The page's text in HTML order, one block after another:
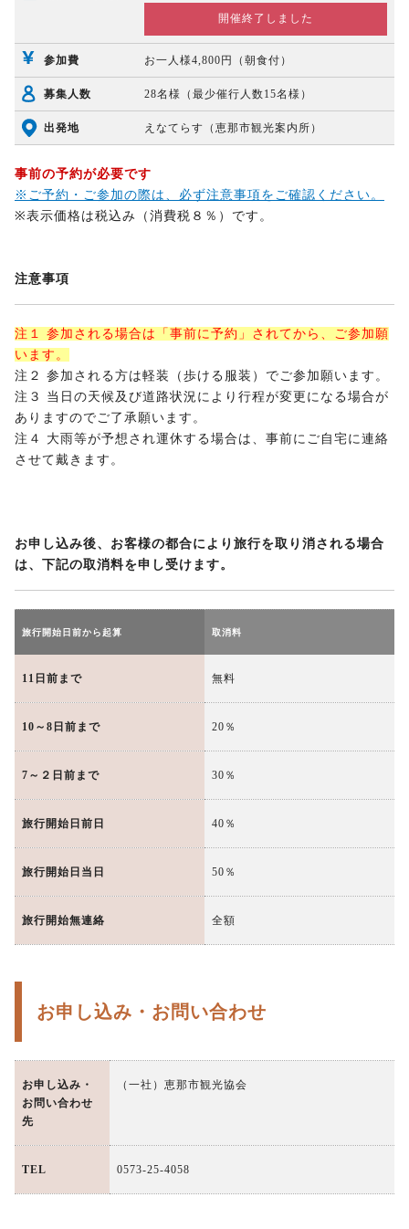
開催終了しました
参加費 お一人様4,800円（朝食付）
募集人数 28名様（最少催行人数15名様）
出発地 えなてらす（恵那市観光案内所）
事前の予約が必要です
※ご予約・ご参加の際は、必ず注意事項をご確認ください。
※表示価格は税込み（消費税８％）です。
注意事項
注１ 参加される場合は「事前に予約」されてから、ご参加願
います。
注２ 参加される方は軽装（歩ける服装）でご参加願います。
注３ 当日の天候及び道路状況により行程が変更になる場合が
ありますのでご了承願います。
注４ 大雨等が予想され運休する場合は、事前にご自宅に連絡
させて戴きます。
お申し込み後、お客様の都合により旅行を取り消される場合
は、下記の取消料を申し受けます。
旅行開始日前から起算 取消料
11日前まで 無料
10～8日前まで 20％
7～２日前まで 30％
旅行開始日前日 40％
旅行開始日当日 50％
旅行開始無連絡 全額
お申し込み・お問い合わせ
お申し込み・
お問い合わせ
先
（一社）恵那市観光協会
TEL 0573-25-4058